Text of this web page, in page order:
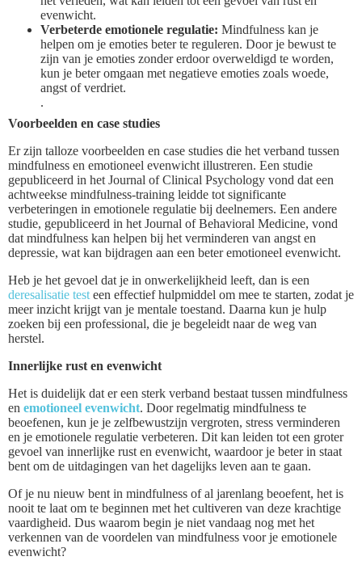
evenwicht.
Verbeterde emotionele regulatie: Mindfulness kan je
helpen om je emoties beter te reguleren. Door je bewust te
zijn van je emoties zonder erdoor overweldigd te worden,
kun je beter omgaan met negatieve emoties zoals woede,
angst of verdriet.
.
Voorbeelden en case studies
Er zijn talloze voorbeelden en case studies die het verband tussen
mindfulness en emotioneel evenwicht illustreren. Een studie
gepubliceerd in het Journal of Clinical Psychology vond dat een
achtweekse mindfulness-training leidde tot significante
verbeteringen in emotionele regulatie bij deelnemers. Een andere
studie, gepubliceerd in het Journal of Behavioral Medicine, vond
dat mindfulness kan helpen bij het verminderen van angst en
depressie, wat kan bijdragen aan een beter emotioneel evenwicht.
Heb je het gevoel dat je in onwerkelijkheid leeft, dan is een
deresalisatie test een effectief hulpmiddel om mee te starten, zodat je
meer inzicht krijgt van je mentale toestand. Daarna kun je hulp
zoeken bij een professional, die je begeleidt naar de weg van
herstel.
Innerlijke rust en evenwicht
Het is duidelijk dat er een sterk verband bestaat tussen mindfulness
en emotioneel evenwicht. Door regelmatig mindfulness te
beoefenen, kun je je zelfbewustzijn vergroten, stress verminderen
en je emotionele regulatie verbeteren. Dit kan leiden tot een groter
gevoel van innerlijke rust en evenwicht, waardoor je beter in staat
bent om de uitdagingen van het dagelijks leven aan te gaan.
Of je nu nieuw bent in mindfulness of al jarenlang beoefent, het is
nooit te laat om te beginnen met het cultiveren van deze krachtige
vaardigheid. Dus waarom begin je niet vandaag nog met het
verkennen van de voordelen van mindfulness voor je emotionele
evenwicht?